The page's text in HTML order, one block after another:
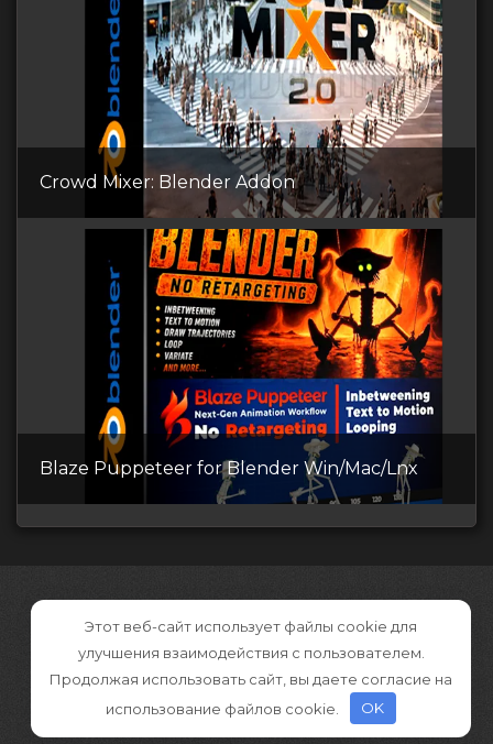
Crowd Mixer: Blender Addon
Blaze Puppeteer for Blender Win/Mac/Lnx
Этот веб-сайт использует файлы cookie для
улучшения взаимодействия с пользователем.
Продолжая использовать сайт, вы даете согласие на
использование файлов cookie.
OK